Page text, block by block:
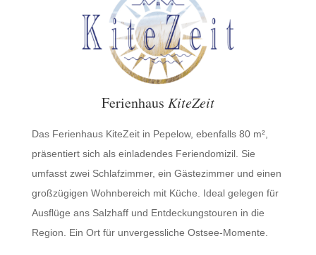
Ferienhaus KiteZeit
Das Ferienhaus KiteZeit in Pepelow, ebenfalls 80 m²,
präsentiert sich als einladendes Feriendomizil. Sie
umfasst zwei Schlafzimmer, ein Gästezimmer und einen
großzügigen Wohnbereich mit Küche. Ideal gelegen für
Ausflüge ans Salzhaff und Entdeckungstouren in die
Region. Ein Ort für unvergessliche Ostsee-Momente.